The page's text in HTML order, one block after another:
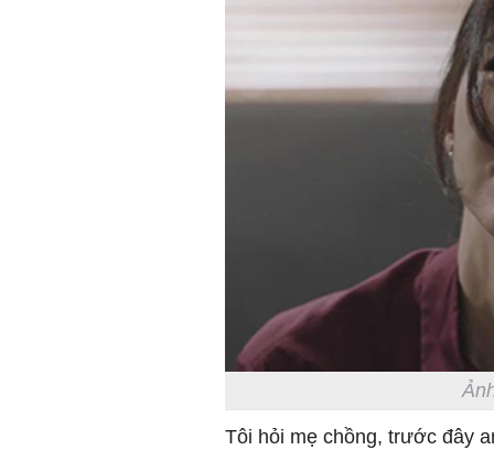
Tôi hỏi mẹ chồng, trước đây